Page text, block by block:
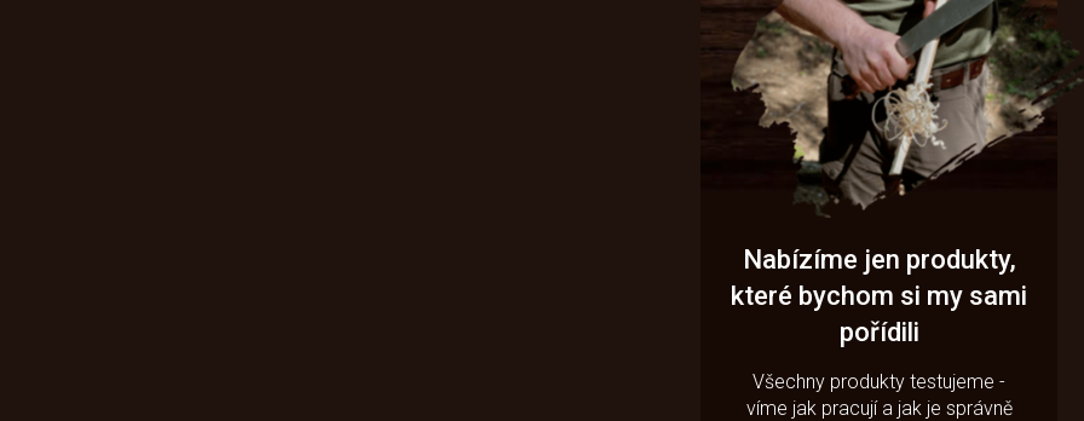
Nabízíme jen produkty,
které bychom si my sami
pořídili
Všechny produkty testujeme -
víme jak pracují a jak je správně